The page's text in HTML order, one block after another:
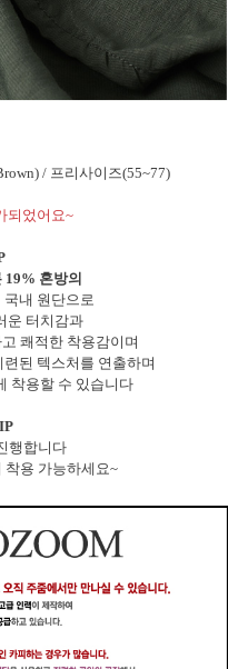
/ 프리사이즈(55~77)
되었어요~
19% 혼방의
내 원단으로
운 터치감과
쾌적한 착용감이며
된 텍스처를 연출하며
착용할 수 있습니다
행합니다
착용 가능하세요~